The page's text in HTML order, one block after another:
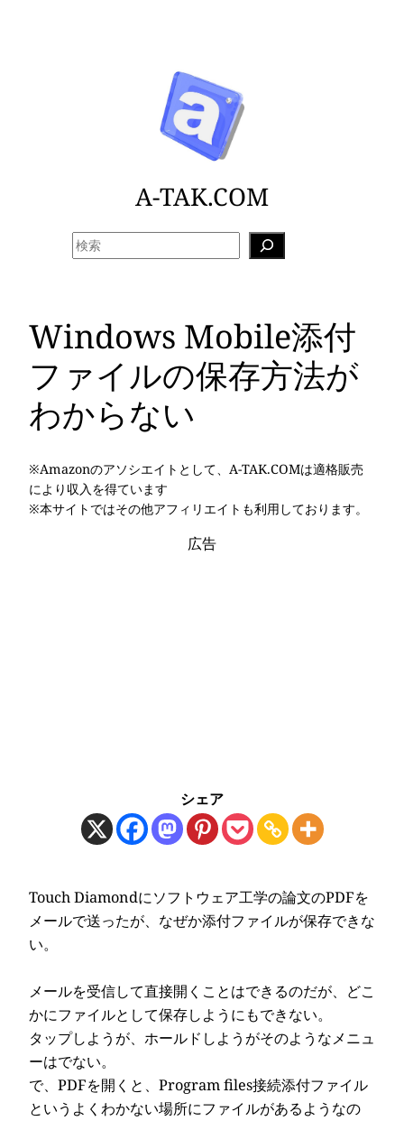
A-TAK.COM
Windows Mobile添付
ファイルの保存方法が
わからない
※Amazonのアソシエイトとして、A-TAK.COMは適格販売
により収入を得ています
※本サイトではその他アフィリエイトも利用しております。
広告
シェア
Touch Diamondにソフトウェア工学の論文のPDFを
メールで送ったが、なぜか添付ファイルが保存できな
い。
メールを受信して直接開くことはできるのだが、どこ
かにファイルとして保存しようにもできない。
タップしようが、ホールドしようがそのようなメニュ
ーはでない。
で、PDFを開くと、Program files接続添付ファイル
というよくわかない場所にファイルがあるようなの